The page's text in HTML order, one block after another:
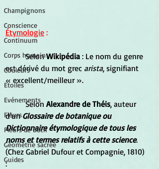
Champignons
Conscience
Continuum
Corps humain
Couleurs
Etoiles
Evénements
Fleurs
Fleurs de Bach
Géométrie sacrée
Guides
Étymologie :
	Selon
Wikipédia : Le nom du genre
est dérivé du mot grec arista, signifiant
« excellent/meilleur ».
	Selon
Alexandre de Théis, auteur
d'un Glossaire de botanique ou
Dictionnaire étymologique de tous les
noms et termes relatifs à cette science.
(Chez Gabriel Dufour et Compagnie, 1810)
: